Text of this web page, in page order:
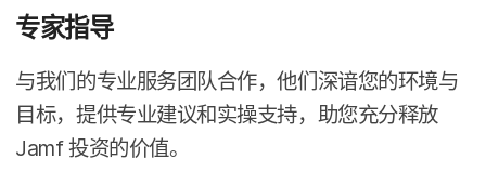
专家​指导
与​我们​的​专业​服务​团队​合作，​他们​深谙​您​的​环境​与​
目标，​提供​专业​建议​和​实操​支持，​助​您​充​分​释​放
Jamf 投资​的​价值。